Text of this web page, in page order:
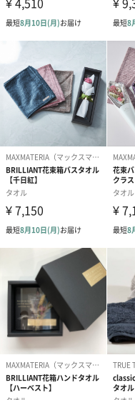
のしカード
商品の形質上、のしを直
※のし下はご記入いただけ
※カードのデザインは一部
結婚祝い（御結婚御
祝）（110円）
結婚祝いちょい足しギ
結婚祝いギフトへの＋α
ションをご用意いたしまし
商品と同梱してお届けいた